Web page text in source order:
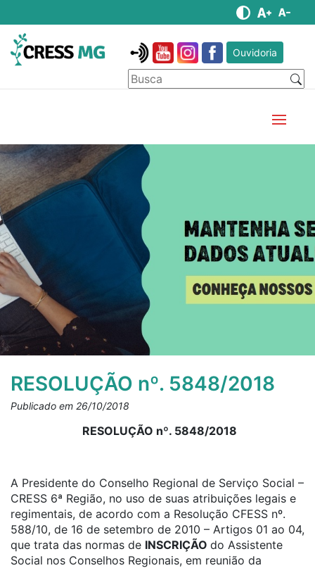
Ouvidoria
RESOLUÇÃO nº. 5848/2018
Publicado em 26/10/2018
RESOLUÇÃO nº. 5848/2018
A Presidente do Conselho Regional de Serviço Social –
CRESS 6ª Região, no uso de suas atribuições legais e
regimentais, de acordo com a Resolução CFESS nº.
588/10, de 16 de setembro de 2010 – Artigos 01 ao 04,
que trata das normas de INSCRIÇÃO do Assistente
Social nos Conselhos Regionais, em reunião da